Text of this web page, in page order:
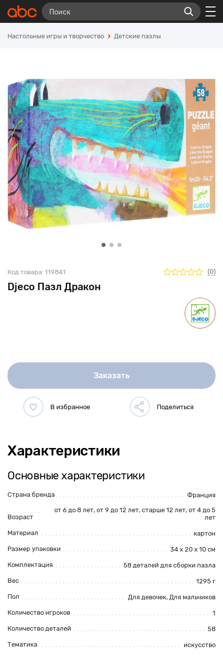
Настольные игры и творчество Детские пазлы
Djeco Пазл Дракон
Код товара: 119841 (0)
Заказать
Характеристики
Основные характеристики
Страна бренда Франция
Возраст
от 6 до 8 лет, от 9 до 12 лет, старше 12 лет, от 4 до 5
лет
Материал картон
Размер упаковки 34 x 20 x 10 см
Комплектация 58 деталей для сборки пазла
Вес 1295 г
Пол Для девочек, Для мальчиков
Количество игроков 1
Количество деталей 58
Тематика искусство